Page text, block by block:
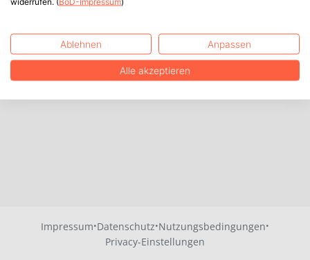
Impressum·Datenschutz·Nutzungsbedingungen·
Privacy-Einstellungen
Ablehnen Anpassen
Alle akzeptieren